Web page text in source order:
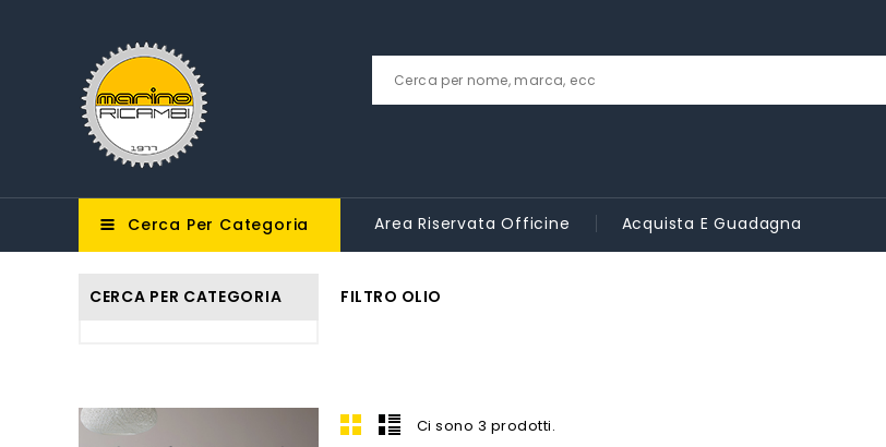
Cerca Per Categoria Area Riservata Officine Acquista E Guadagna
CERCA PER CATEGORIA FILTRO OLIO
Ci sono 3 prodotti.